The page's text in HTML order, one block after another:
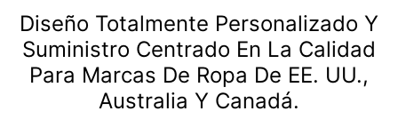
Diseño Totalmente Personalizado Y
Suministro Centrado En La Calidad
Para Marcas De Ropa De EE. UU.,
Australia Y Canadá.